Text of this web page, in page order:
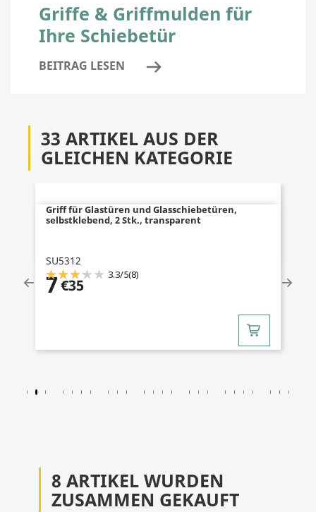
Griffe & Griffmulden für
Ihre Schiebetür
BEITRAG LESEN
33 ARTIKEL AUS DER
GLEICHEN KATEGORIE
Griff für Glastüren und Glasschiebetüren,
selbstklebend, 2 Stk., transparent
SU5312
3.3/5(8)
7€35
8 ARTIKEL WURDEN
ZUSAMMEN GEKAUFT